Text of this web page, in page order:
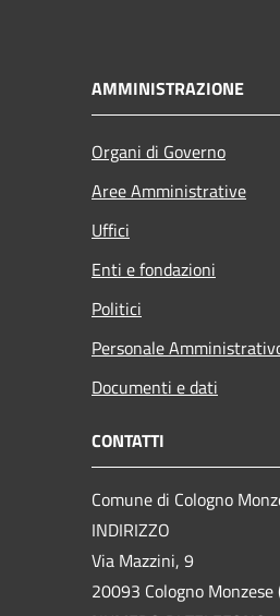
AMMINISTRAZIONE
Organi di Governo
Aree Amministrative
Uffici
Enti e fondazioni
Politici
Personale
Documenti e dati
CONTATTI
Comune di Cologno
INDIRIZZO
Via Mazzini, 9
20093 Cologno Monzese